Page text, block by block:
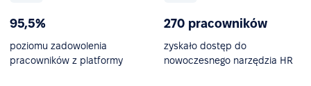
95,5%
poziomu zadowolenia
pracowników z platformy
270 pracowników
zyskało dostęp do
nowoczesnego narzędzia HR